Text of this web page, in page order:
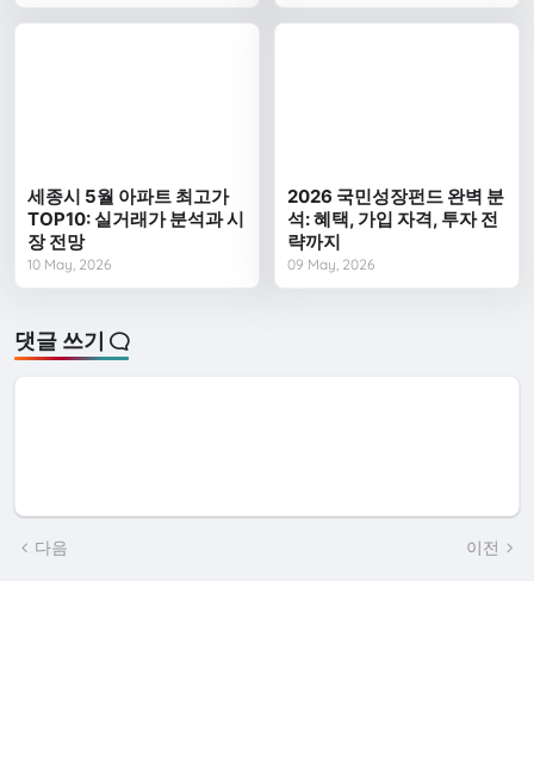
세종시 5월 아파트 최고가
TOP10: 실거래가 분석과 시
장 전망
10 May, 2026
2026 국민성장펀드 완벽 분
석: 혜택, 가입 자격, 투자 전
략까지
09 May, 2026
댓글 쓰기
다음 이전